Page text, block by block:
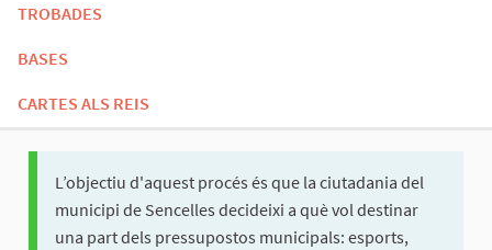
TROBADES
BASES
CARTES ALS REIS
L’objectiu d'aquest procés és que la ciutadania del
municipi de Sencelles decideixi a què vol destinar
una part dels pressupostos municipals: esports,